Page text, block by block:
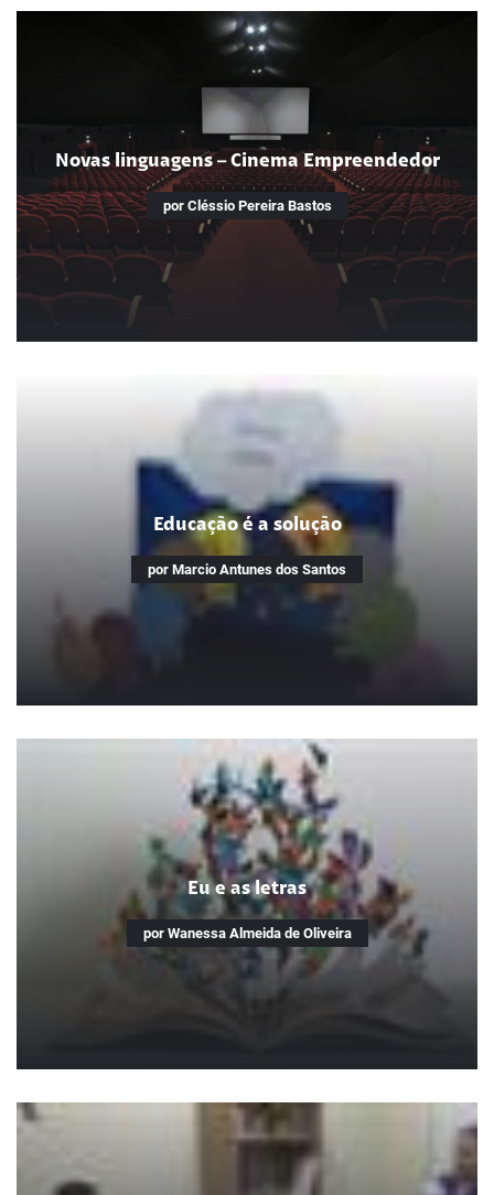
A geometria na moda
Utilizamos a matemática para fazer um desfile na escola
Novas linguagens – Cinema Empreendedor
por Cléssio Pereira Bastos
Novas linguagens – Cinema
Empreendedor
Usei a produção de vídeos para diversificar as aulas
Educação é a solução
por Marcio Antunes dos Santos
Educação é a solução
Tecnlogia a favor da educação
Eu e as letras
por Wanessa Almeida de Oliveira